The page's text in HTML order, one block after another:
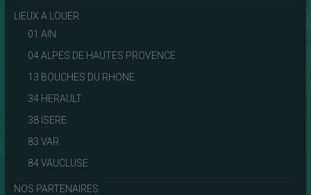
LIEUX A LOUER
01 AIN
04 ALPES DE HAUTES PROVENCE
13 BOUCHES DU RHONE
34 HERAULT
38 ISERE
83 VAR
84 VAUCLUSE
NOS PARTENAIRES